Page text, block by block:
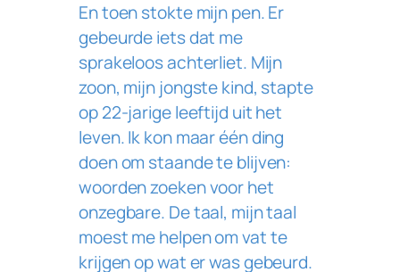
En toen stokte mijn pen. Er
gebeurde iets dat me
sprakeloos achterliet. Mijn
zoon, mijn jongste kind, stapte
op 22-jarige leeftijd uit het
leven. Ik kon maar één ding
doen om staande te blijven:
woorden zoeken voor het
onzegbare. De taal, mijn taal
moest me helpen om vat te
krijgen op wat er was gebeurd.